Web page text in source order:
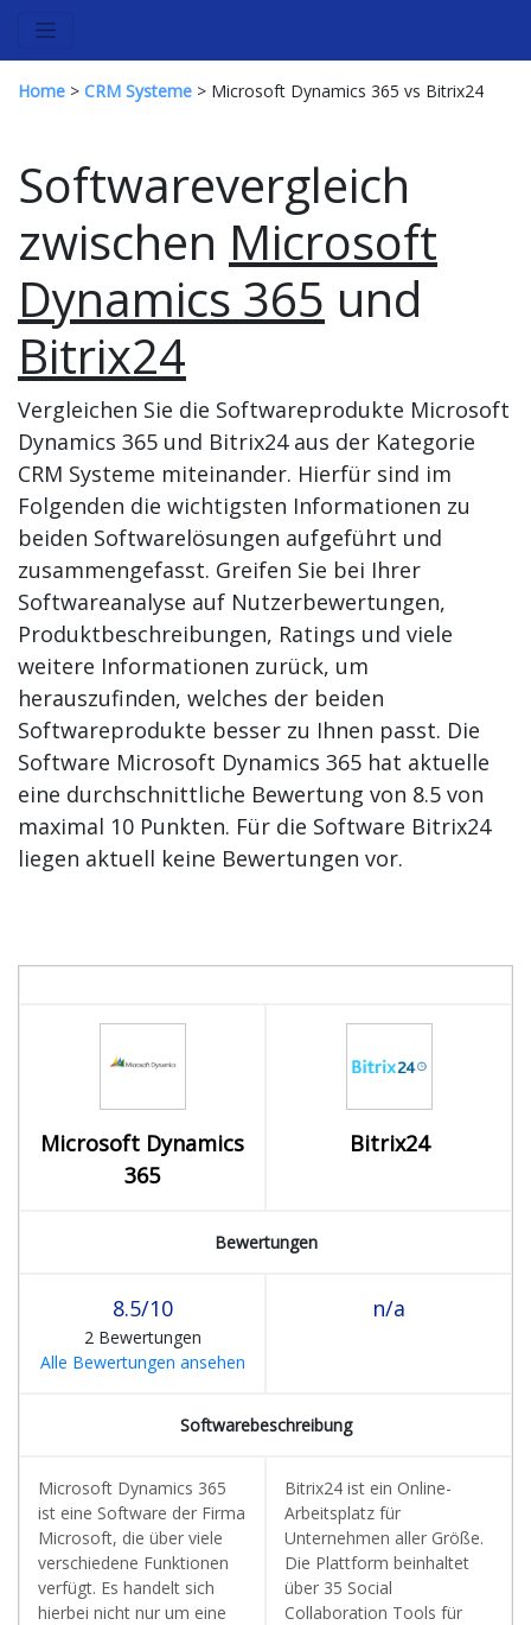
Home > CRM Systeme > Microsoft Dynamics 365 vs Bitrix24
Softwarevergleich
zwischen Microsoft
Dynamics 365 und
Bitrix24
Vergleichen Sie die Softwareprodukte Microsoft
Dynamics 365 und Bitrix24 aus der Kategorie
CRM Systeme miteinander. Hierfür sind im
Folgenden die wichtigsten Informationen zu
beiden Softwarelösungen aufgeführt und
zusammengefasst. Greifen Sie bei Ihrer
Softwareanalyse auf Nutzerbewertungen,
Produktbeschreibungen, Ratings und viele
weitere Informationen zurück, um
herauszufinden, welches der beiden
Softwareprodukte besser zu Ihnen passt. Die
Software Microsoft Dynamics 365 hat aktuelle
eine durchschnittliche Bewertung von 8.5 von
maximal 10 Punkten. Für die Software Bitrix24
liegen aktuell keine Bewertungen vor.
Microsoft Dynamics
365
Bitrix24
Bewertungen
8.5/10
2 Bewertungen
Alle Bewertungen ansehen
n/a
Softwarebeschreibung
Microsoft Dynamics 365
ist eine Software der Firma
Microsoft, die über viele
verschiedene Funktionen
verfügt. Es handelt sich
hierbei nicht nur um eine
Bitrix24 ist ein Online-
Arbeitsplatz für
Unternehmen aller Größe.
Die Plattform beinhaltet
über 35 Social
Collaboration Tools für